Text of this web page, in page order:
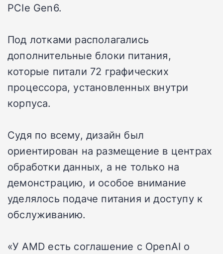
PCIe Gen6.
Под лотками располагались
дополнительные блоки питания,
которые питали 72 графических
процессора, установленных внутри
корпуса.
Судя по всему, дизайн был
ориентирован на размещение в центрах
обработки данных, а не только на
демонстрацию, и особое внимание
уделялось подаче питания и доступу к
обслуживанию.
«У AMD есть соглашение с OpenAI о